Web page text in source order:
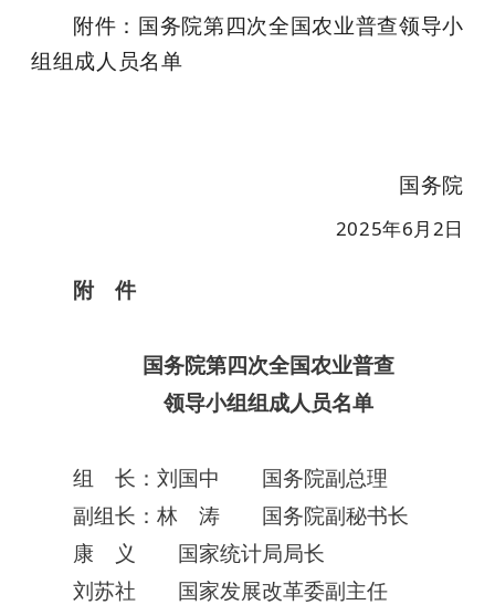
附件：国务院第四次全国农业普查领导小
组组成人员名单
国务院
2025年6月2日
附 件
国务院第四次全国农业普查
领导小组组成人员名单
组 长：刘国中 国务院副总理
副组长：林 涛 国务院副秘书长
康 义 国家统计局局长
刘苏社 国家发展改革委副主任